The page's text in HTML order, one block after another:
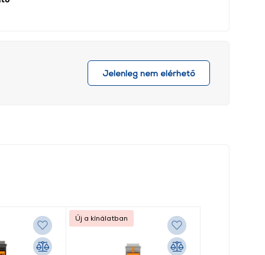
Jelenleg nem elérhető
Új a kínálatban